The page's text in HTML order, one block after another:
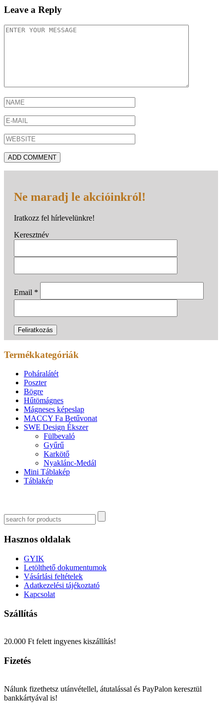
Leave a Reply
Ne maradj le akcióinkról!
Iratkozz fel hírlevelünkre!
Keresztnév
Email *
Termékkategóriák
Poháralátét
Poszter
Bögre
Hűtömágnes
Mágneses képeslap
MACCY Fa Betűvonat
SWE Design Ékszer
Fülbevaló
Gyűrű
Karkötő
Nyaklánc-Medál
Mini Táblakép
Táblakép
Hasznos oldalak
GYIK
Letölthető dokumentumok
Vásárlási feltételek
Adatkezelési tájékoztató
Kapcsolat
Szállítás
20.000 Ft felett ingyenes kiszállítás!
Fizetés
Nálunk fizethetsz utánvétellel, átutalással és PayPalon keresztül
bankkártyával is!